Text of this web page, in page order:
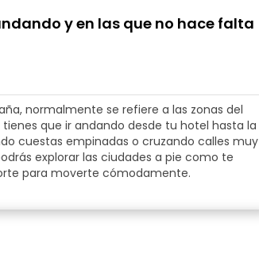
y en las que no hace falta
normalmente se refiere a las zonas del
que ir andando desde tu hotel hasta la
cuestas empinadas o cruzando calles muy
explorar las ciudades a pie como te
para moverte cómodamente.